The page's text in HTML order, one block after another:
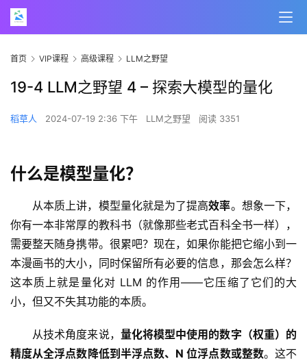
首页 VIP课程 高级课程 LLM之野望
19-4 LLM之野望 4 – 探索大模型的量化
稻草人 2024-07-19 2:36 下午 LLM之野望 阅读 3351
什么是模型量化？
从本质上讲，模型量化就是为了提高效率。想象一下，
你有一本非常厚的教科书（就像那些老式百科全书一样），
需要整天随身携带。很累吧？现在，如果你能把它缩小到一
本漫画书的大小，同时保留所有必要的信息，那会怎么样？
这本质上就是量化对 LLM 的作用——它压缩了它们的大
小，但又不失其功能的本质。
从技术角度来说， 量化将模型中使用的数字（权重）的
精度从全浮点数降低到半浮点数、N 位浮点数或整数。这不